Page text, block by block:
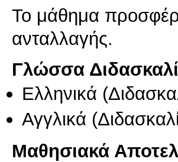
Το μάθημα
ανταλλαγής.
Γλώσσα
Ελληνικά
Αγγλικά
Μαθησιακά